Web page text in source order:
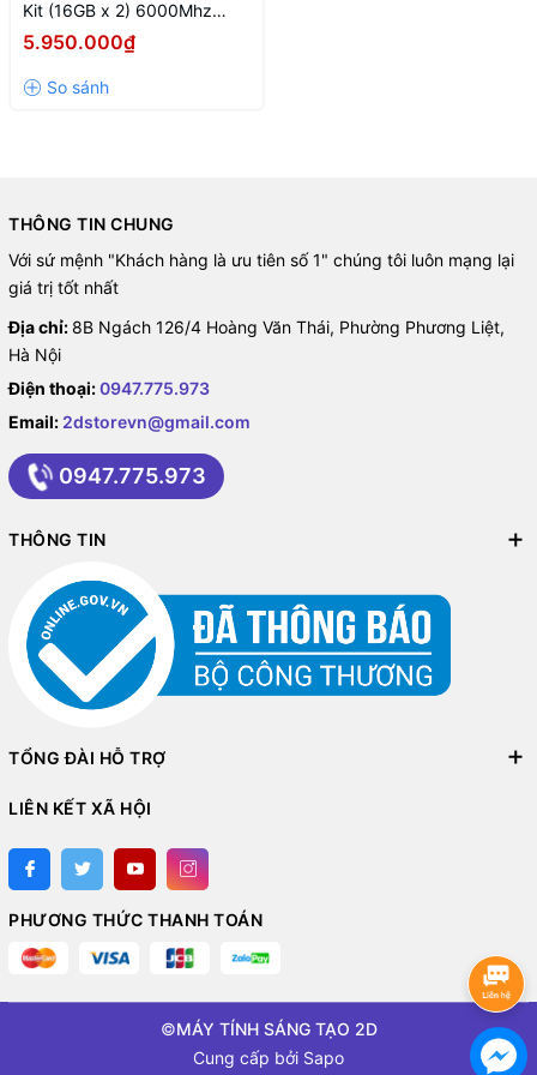
Kit (16GB x 2) 6000Mhz
Black RGB
(AX5U6000C3016G-
BCLARBK)
5.950.000₫
THÔNG TIN CHUNG
Với sứ mệnh "Khách hàng là ưu tiên số 1" chúng tôi luôn mạng lại
giá trị tốt nhất
Địa chỉ: 8B Ngách 126/4 Hoàng Văn Thái, Phường Phương Liệt,
Hà Nội
Điện thoại:0947.775.973
Email: 2dstorevn@gmail.com
0947.775.973
THÔNG TIN
TỔNG ĐÀI HỖ TRỢ
LIÊN KẾT XÃ HỘI
PHƯƠNG THỨC THANH TOÁN
©MÁY TÍNH SÁNG TẠO 2D
Cung cấp bởi Sapo